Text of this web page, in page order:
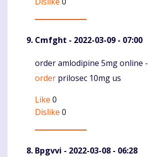
Cmfght - 2022-03-09 - 07:00
Komentaras
order amlodipine 5mg online -
order prilosec 10mg us
Like 0
Dislike 0
Bpgvvi - 2022-03-08 - 06:28